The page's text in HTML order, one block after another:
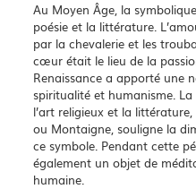
Au Moyen Âge, la
poésie et la littérature.
par la chevalerie et les
cœur était le lieu de la
Renaissance a apporté une
spiritualité et humanisme.
l’art religieux et la
ou Montaigne, souligne la
ce symbole. Pendant cette
également un objet de
humaine.